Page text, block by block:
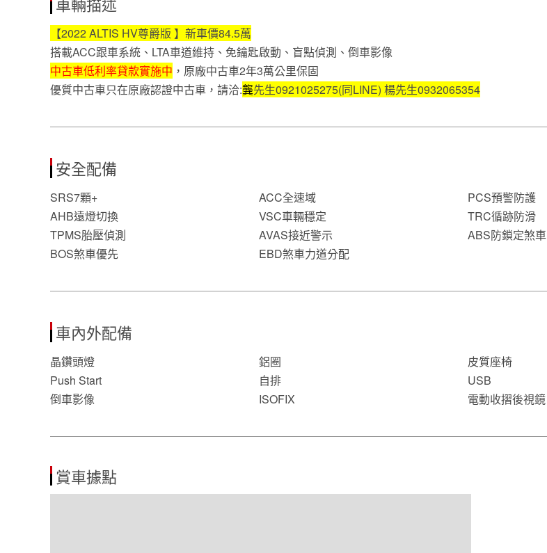
【2022 ALTIS HV尊爵版 】新車價84.5萬
搭載ACC跟車系統、LTA車道維持、免鑰匙啟動、盲點偵測、倒車影像
中古車低利率貸款實施中 ，原廠中古車2年3萬公里保固
優質中古車只在原廠認證中古車，請洽:龔先生0921025275(同LINE) 楊先生0932065354
安全配備
SRS7顆+ ACC全速域 PCS預警防護
AHB遠燈切換
VSC車輛穩定 TRC循跡防滑
TPMS胎壓偵測
AVAS接近警示 ABS防鎖定煞車
BOS煞車優先
EBD煞車力道分配
車內外配備
晶鑽頭燈 鋁圈 皮質座椅
Push Start
自排 USB
倒車影像
ISOFIX 電動收摺後視鏡
賞車據點